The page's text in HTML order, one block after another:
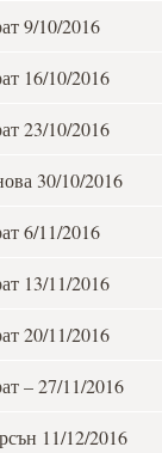
9/10/2016
16/10/2016
23/10/2016
30/10/2016
6/11/2016
13/11/2016
20/11/2016
– 27/11/2016
11/12/2016